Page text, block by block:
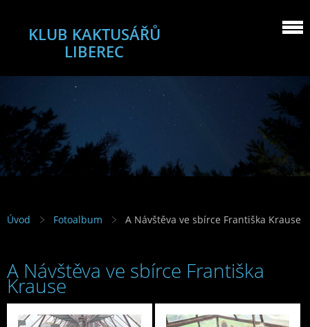
KLUB KAKTUSÁŘŮ
LIBEREC
Úvod Fotoalbum A Návštěva ve sbírce Františka Krause
A Návštěva ve sbírce Františka
Krause